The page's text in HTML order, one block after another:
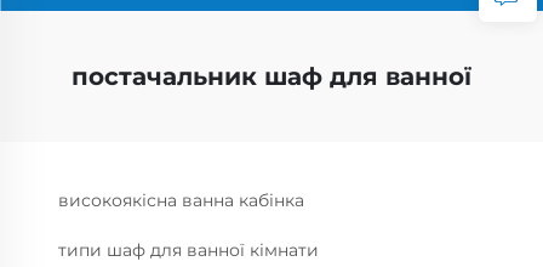
постачальник шаф для ванної
високоякісна ванна кабінка
типи шаф для ванної кімнати